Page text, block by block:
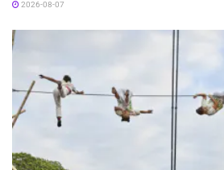
2026-08-07